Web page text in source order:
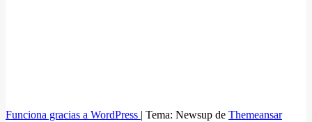
Funciona gracias a WordPress | Tema: Newsup de Themeansar